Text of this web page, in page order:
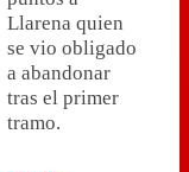
Llarena quien
se vio obligado
a abandonar
tras el primer
tramo.